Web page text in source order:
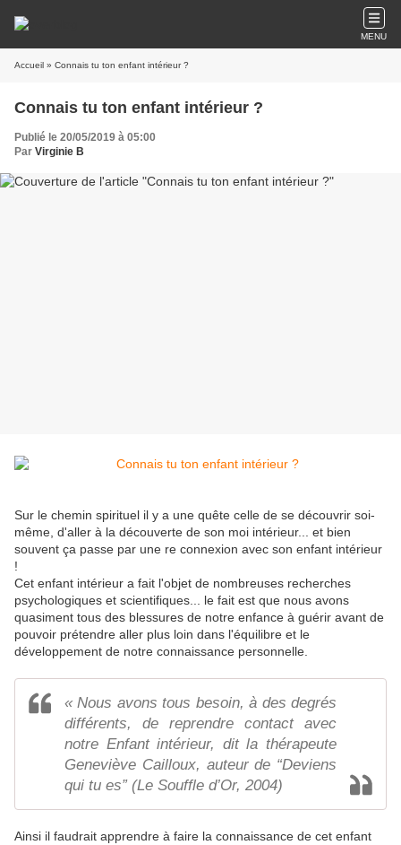
MENU
Accueil » Connais tu ton enfant intérieur ?
Connais tu ton enfant intérieur ?
Publié le 20/05/2019 à 05:00
Par Virginie B
Sur le chemin spirituel il y a une quête celle de se découvrir soi-
même, d'aller à la découverte de son moi intérieur... et bien
souvent ça passe par une re connexion avec son enfant intérieur
!
Cet enfant intérieur a fait l'objet de nombreuses recherches
psychologiques et scientifiques... le fait est que nous avons
quasiment tous des blessures de notre enfance à guérir avant de
pouvoir prétendre aller plus loin dans l'équilibre et le
développement de notre connaissance personnelle.
« Nous avons tous besoin, à des degrés
différents, de reprendre contact avec
notre Enfant intérieur, dit la thérapeute
Geneviève Cailloux, auteur de “Deviens
qui tu es” (Le Souffle d’Or, 2004)
Ainsi il faudrait apprendre à faire la connaissance de cet enfant